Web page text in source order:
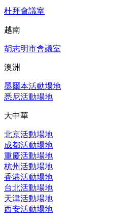
杜拜會議室
越南
胡志明市會議室
澳洲
墨爾本活動場地
悉尼活動場地
大中華
北京活動場地
成都活動場地
重慶活動場地
杭州活動場地
香港活動場地
台北活動場地
天津活動場地
西安活動場地